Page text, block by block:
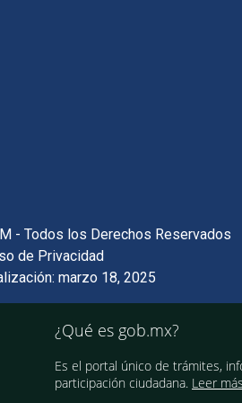
- Todos los Derechos Reservados
de Privacidad
marzo 18, 2025
¿Qué es gob.mx?
Es el portal único de trámites,
participación ciudadana. Leer más